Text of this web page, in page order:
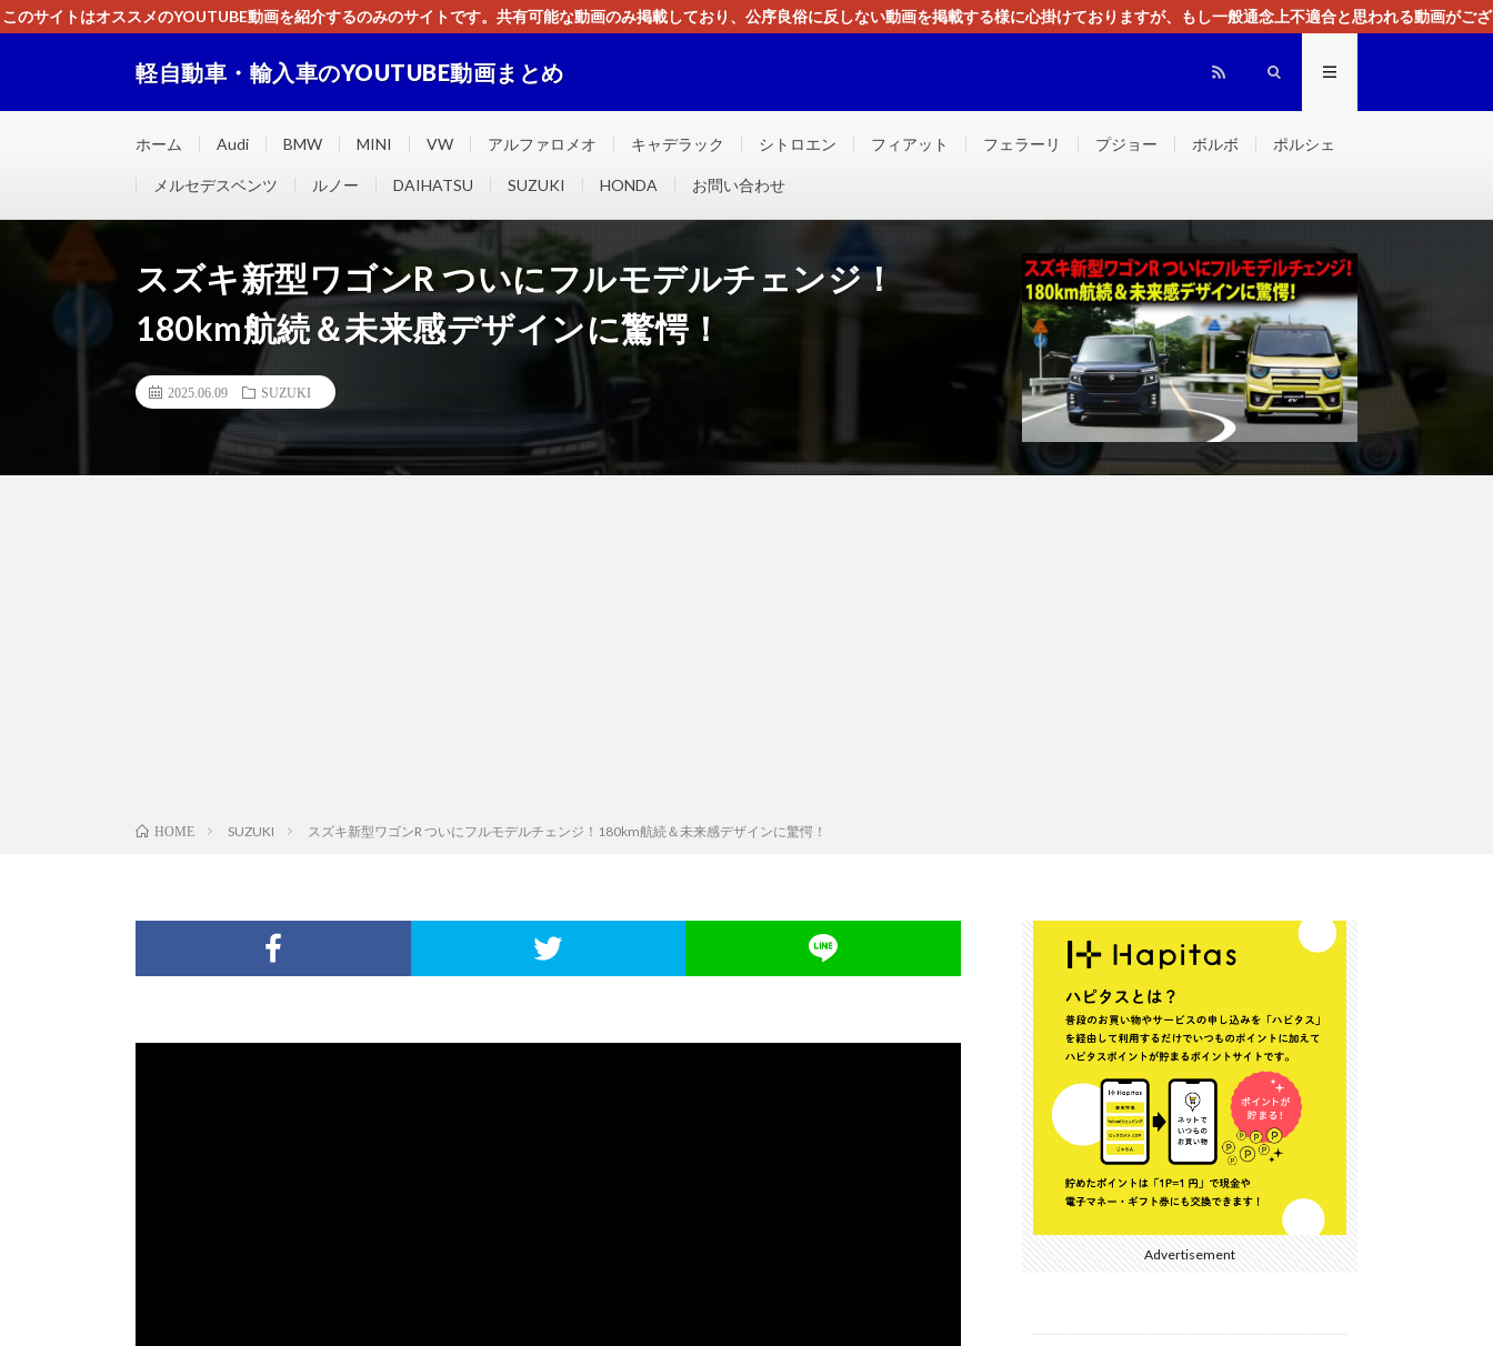
このサイトはオススメのYOUTUBE動画を紹介するのみのサイトです。共有可能な動画のみ掲載しており、公序良俗に反しない動画を掲載する様に心掛けておりますが、もし一般通念上不適合と思われる動画がござ
軽自動車・輸入車のYOUTUBE動画まとめ
ホーム Audi BMW MINI VW アルファロメオ キャデラック シトロエン フィアット フェラーリ プジョー ボルボ ポルシェ
メルセデスベンツ ルノー DAIHATSU SUZUKI HONDA お問い合わせ
スズキ新型ワゴンR ついにフルモデルチェンジ！
180km航続＆未来感デザインに驚愕！
2025.06.09 SUZUKI
HOME SUZUKI スズキ新型ワゴンR ついにフルモデルチェンジ！180km航続＆未来感デザインに驚愕！
Advertisement